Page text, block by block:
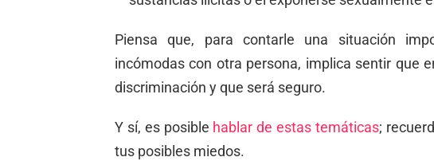
Piensa que, para contarle una situación
incómodas con otra persona, implica sentir que
discriminación y que será seguro.
Y sí, es posible hablar de estas temáticas;
tus posibles miedos.